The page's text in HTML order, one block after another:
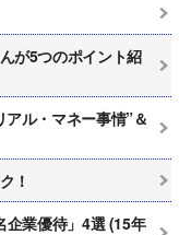
が5つのポイント紹
ル・マネー事情”＆
！
業優待」4選 (15年